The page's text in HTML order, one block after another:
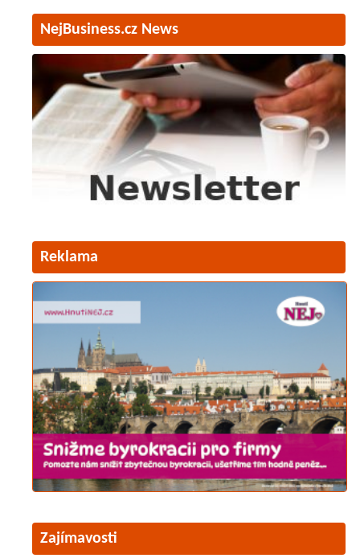
NejBusiness.cz News
Reklama
Zajímavosti